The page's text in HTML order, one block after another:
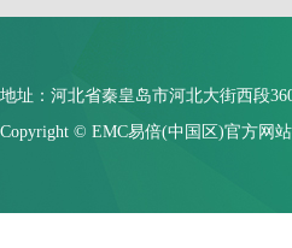
地址：河北省秦皇岛市河北大街西段
Copyright © EMC易倍(中国区)官方网